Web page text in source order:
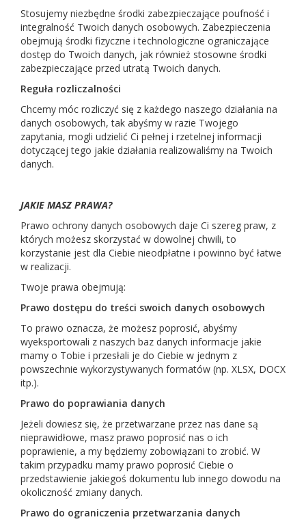
Stosujemy niezbędne środki zabezpieczające poufność i
integralność Twoich danych osobowych. Zabezpieczenia
obejmują środki fizyczne i technologiczne ograniczające
dostęp do Twoich danych, jak również stosowne środki
zabezpieczające przed utratą Twoich danych.
Reguła rozliczalności
Chcemy móc rozliczyć się z każdego naszego działania na
danych osobowych, tak abyśmy w razie Twojego
zapytania, mogli udzielić Ci pełnej i rzetelnej informacji
dotyczącej tego jakie działania realizowaliśmy na Twoich
danych.
JAKIE MASZ PRAWA?
Prawo ochrony danych osobowych daje Ci szereg praw, z
których możesz skorzystać w dowolnej chwili, to
korzystanie jest dla Ciebie nieodpłatne i powinno być łatwe
w realizacji.
Twoje prawa obejmują:
Prawo dostępu do treści swoich danych osobowych
To prawo oznacza, że możesz poprosić, abyśmy
wyeksportowali z naszych baz danych informacje jakie
mamy o Tobie i przesłali je do Ciebie w jednym z
powszechnie wykorzystywanych formatów (np. XLSX, DOCX
itp.).
Prawo do poprawiania danych
Jeżeli dowiesz się, że przetwarzane przez nas dane są
nieprawidłowe, masz prawo poprosić nas o ich
poprawienie, a my będziemy zobowiązani to zrobić. W
takim przypadku mamy prawo poprosić Ciebie o
przedstawienie jakiegoś dokumentu lub innego dowodu na
okoliczność zmiany danych.
Prawo do ograniczenia przetwarzania danych